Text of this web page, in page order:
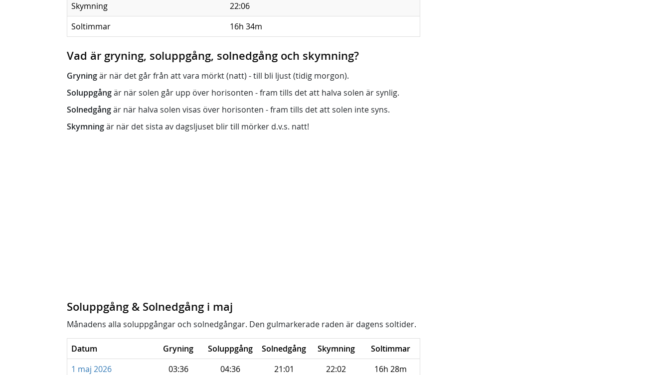
Skymning
22:06
Soltimmar
16h 34m
Vad är gryning, soluppgång, solnedgång och skymning?
Gryningär när det går från att vara mörkt (natt) - till bli ljust (tidig morgon).
Soluppgångär när solen går upp över horisonten - fram tills det att halva solen är synlig.
Solnedgångär när halva solen visas över horisonten - fram tills det att solen inte syns.
Skymningär när det sista av dagsljuset blir till mörker d.v.s. natt!
Soluppgång & Solnedgång i maj
Månadens alla soluppgångar och solnedgångar. Den gulmarkerade raden är dagens soltider.
Datum Gryning Soluppgång Solnedgång Skymning
Soltimmar
1 maj 2026
03:36 04:36 21:01 22:02
16h 28m